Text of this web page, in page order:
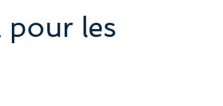
pour les